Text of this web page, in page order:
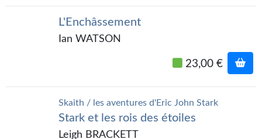
L'Enchâssement
Ian WATSON
23,00 €
Skaith / les aventures d'Eric John Stark
Stark et les rois des étoiles
Leigh BRACKETT